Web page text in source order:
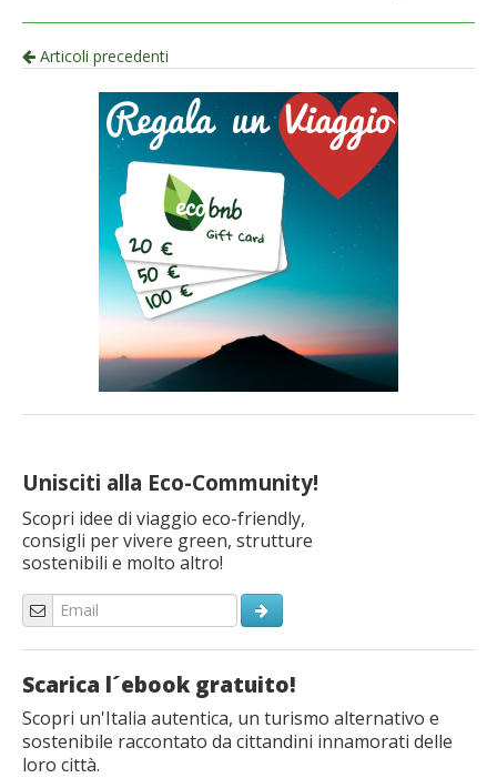
Navigazione
articolo
Articoli precedenti
Unisciti alla Eco-Community!
Scopri idee di viaggio eco-friendly,
consigli per vivere green, strutture
sostenibili e molto altro!
Scarica l´ebook gratuito!
Scopri un'Italia autentica, un turismo alternativo e
sostenibile raccontato da cittandini innamorati delle
loro città.